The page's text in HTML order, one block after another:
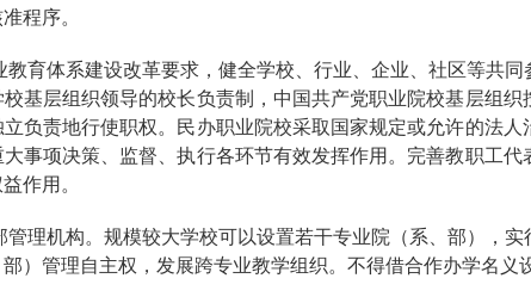
程序。
教育体系建设改革要求，健全学校、行业、企业、社区等共
基层组织领导的校长负责制，中国共产党职业院校基层组
负责地行使职权。民办职业院校采取国家规定或允许的法
事项决策、监督、执行各环节有效发挥作用。完善教职工
作用。
管理机构。规模较大学校可以设置若干专业院（系、部），
）管理自主权，发展跨专业教学组织。不得借合作办学名义